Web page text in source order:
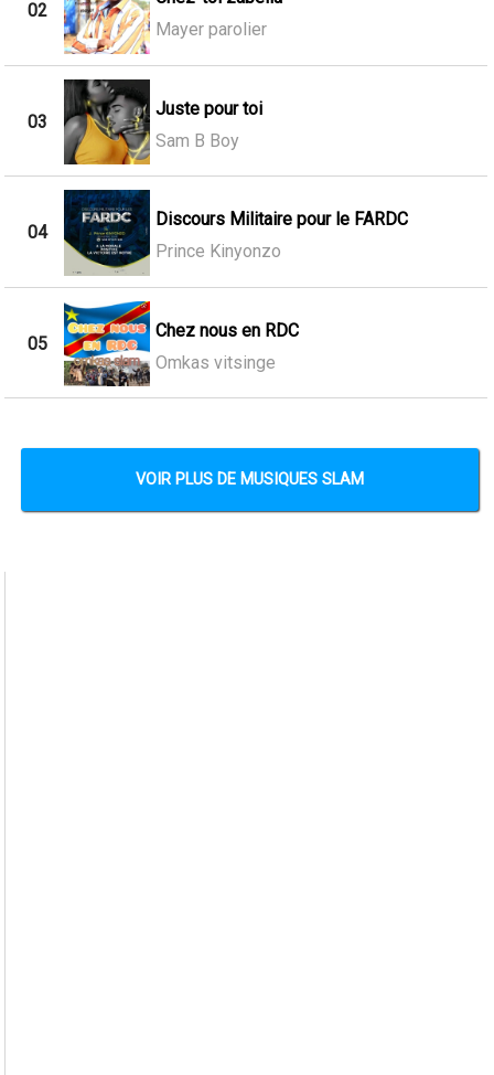
02
Mayer parolier
03
Juste pour toi
Sam B Boy
04
Discours Militaire pour le FARDC
Prince Kinyonzo
05
Chez nous en RDC
Omkas vitsinge
VOIR PLUS DE MUSIQUES SLAM